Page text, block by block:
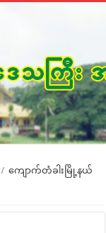
/ ကျောက်တံခါးမြို့နယ်